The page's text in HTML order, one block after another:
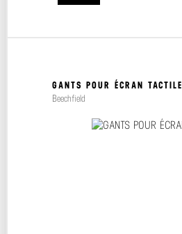
GANTS POUR ÉCRAN TACTILE
Beechfield